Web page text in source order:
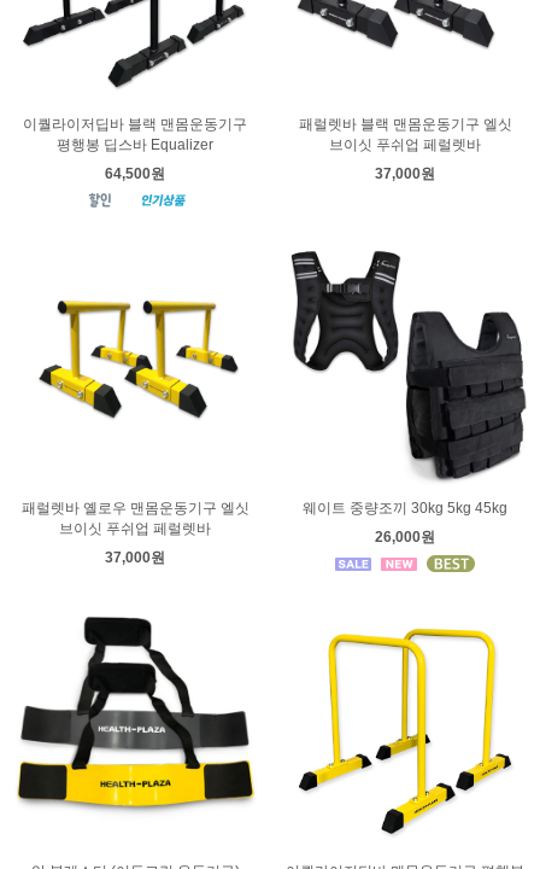
이퀄라이저딥바 블랙 맨몸운동기구
평행봉 딥스바 Equalizer
64,500원
패럴렛바 블랙 맨몸운동기구 엘싯
브이싯 푸쉬업 페럴렛바
37,000원
패럴렛바 옐로우 맨몸운동기구 엘싯
브이싯 푸쉬업 페럴렛바
37,000원
웨이트 중량조끼 30kg 5kg 45kg
26,000원